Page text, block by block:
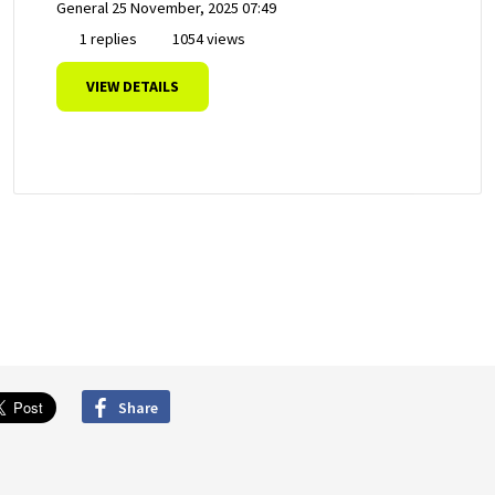
General 25 November, 2025 07:49
1 replies
1054 views
VIEW DETAILS
Share